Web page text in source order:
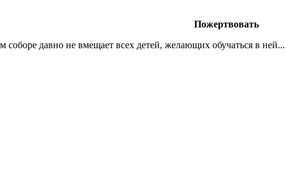
Пожертвовать
давно не вмещает всех детей, желающих обучаться в ней...